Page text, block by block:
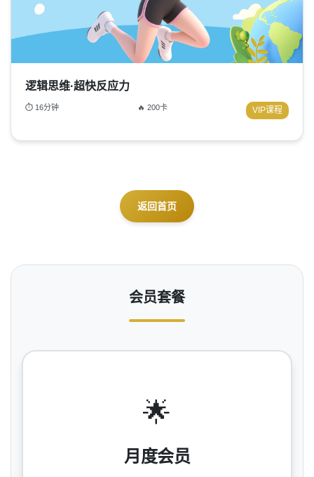
逻辑思维·超快反应力
⏱ 16分钟 🔥 200卡 VIP课程
返回首页
会员套餐
🌟
月度会员